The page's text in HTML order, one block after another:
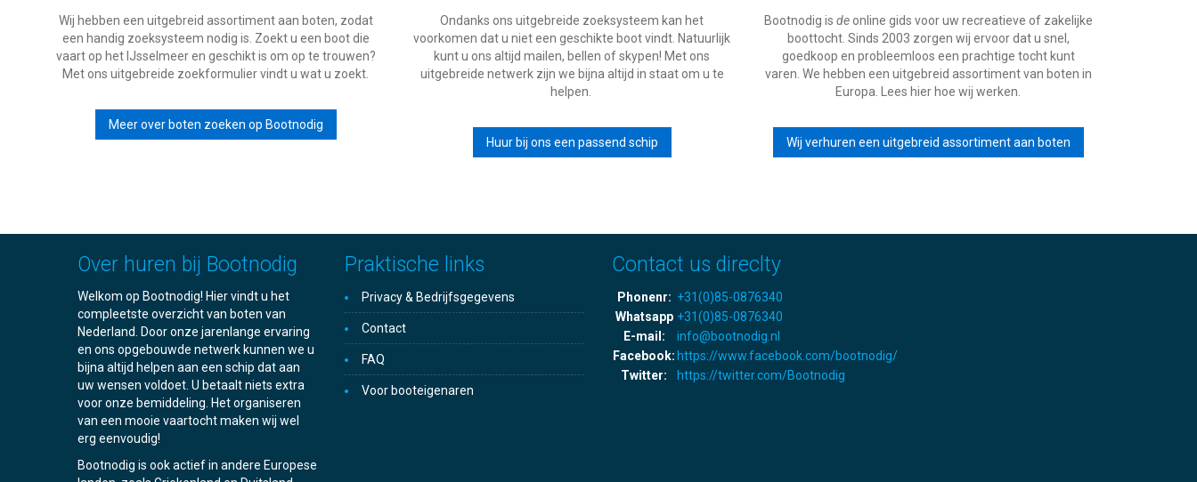
Wij hebben een uitgebreid assortiment aan boten, zodat
een handig zoeksysteem nodig is. Zoekt u een boot die
vaart op het IJsselmeer en geschikt is om op te trouwen?
Met ons uitgebreide zoekformulier vindt u wat u zoekt.
Meer over boten zoeken op Bootnodig
Ondanks ons uitgebreide zoeksysteem kan het
voorkomen dat u niet een geschikte boot vindt. Natuurlijk
kunt u ons altijd mailen, bellen of skypen! Met ons
uitgebreide netwerk zijn we bijna altijd in staat om u te
helpen.
Huur bij ons een passend schip
Bootnodig is deonline gids voor uw recreatieve of zakelijke
boottocht. Sinds 2003 zorgen wij ervoor dat u snel,
goedkoop en probleemloos een prachtige tocht kunt
varen. We hebben een uitgebreid assortiment van boten in
Europa. Lees hier hoe wij werken.
Wij verhuren een uitgebreid assortiment aan boten
Over huren bij Bootnodig
Welkom op Bootnodig! Hier vindt u het
compleetste overzicht van boten van
Nederland. Door onze jarenlange ervaring
en ons opgebouwde netwerk kunnen we u
bijna altijd helpen aan een schip dat aan
uw wensen voldoet. U betaalt niets extra
voor onze bemiddeling. Het organiseren
van een mooie vaartocht maken wij wel
erg eenvoudig!
Bootnodig is ook actief in andere Europese
Praktische links
Privacy & Bedrijfsgegevens
Contact
FAQ
Voor booteigenaren
Contact us direclty
Phonenr: +31(0)85-0876340
Whatsapp +31(0)85-0876340
E-mail:
info@bootnodig.nl
Facebook: https://www.facebook.com/bootnodig/
Twitter:
https://twitter.com/Bootnodig